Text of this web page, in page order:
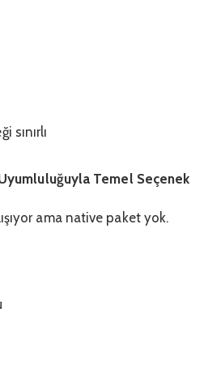
sınırlı
Uyumluluğuyla Temel Seçenek
ama native paket yok.